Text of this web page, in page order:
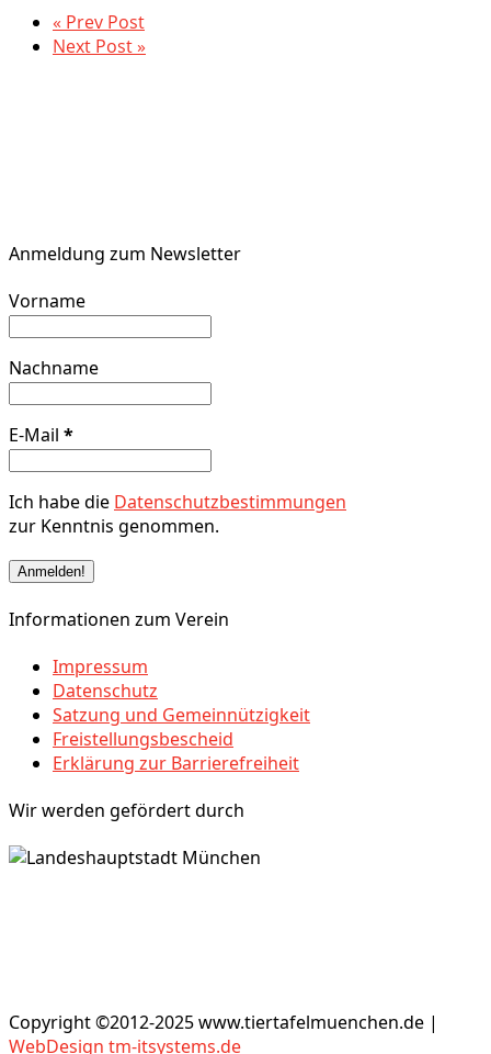
« Prev Post
Next Post »
Anmeldung zum Newsletter
Vorname
Nachname
E-Mail *
Ich habe die Datenschutzbestimmungen
zur Kenntnis genommen.
Informationen zum Verein
Impressum
Datenschutz
Satzung und Gemeinnützigkeit
Freistellungsbescheid
Erklärung zur Barrierefreiheit
Wir werden gefördert durch
Copyright ©2012-2025 www.tiertafelmuenchen.de |
WebDesign tm-itsystems.de